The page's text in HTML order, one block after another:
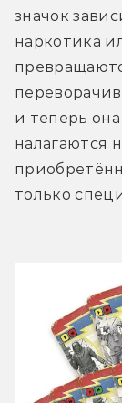
значок
наркотика
и теперь
налагаются
только